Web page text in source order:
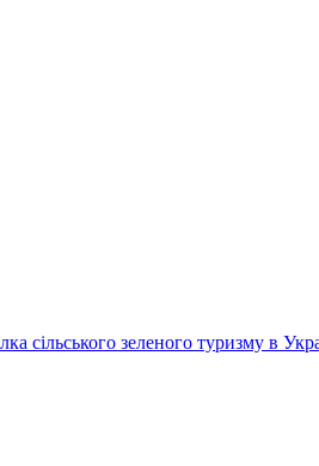
зеленого туризму в